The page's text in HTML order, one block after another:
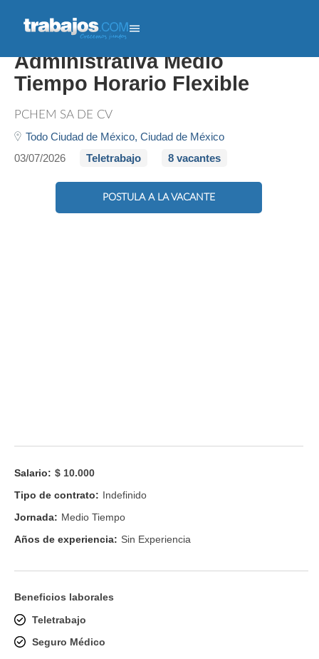
Recepcionista
Administrativa Medio
Tiempo Horario Flexible
PCHEM SA DE CV
Todo Ciudad de México, Ciudad de México
03/07/2026
Teletrabajo 8 vacantes
POSTULA A LA VACANTE
Salario: $ 10.000
Tipo de contrato: Indefinido
Jornada: Medio Tiempo
Años de experiencia: Sin Experiencia
Beneficios laborales
Teletrabajo
Seguro Médico